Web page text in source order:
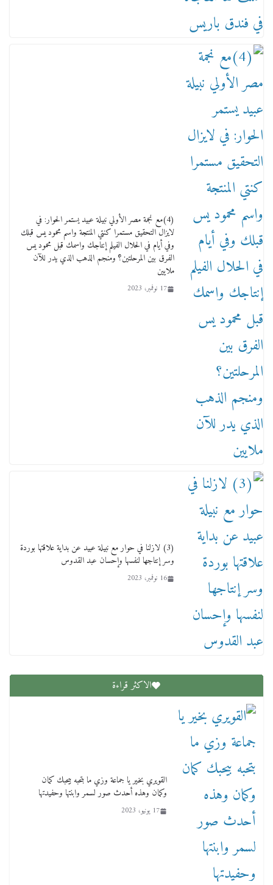
(4)مع نجمة مصر الأولي نبيلة عبيد يستمر الحوار: في
لايزال التحقيق مستمرا كنتي المنتجة واسم محمود يس قبلك
وفي أيام في الحلال الفيلم إنتاجك واسمك قبل محمود يس
الفرق بين المرحلتين؟ ومنجم الذهب الذي يدر للآن
ملايين
17 نوفمبر، 2023
(3) لازلنا في حوار مع نبيلة عبيد عن بداية علاقتها بوردة
وسر إنتاجها لنفسها وإحسان عبد القدوس
16 نوفمبر، 2023
الاكثر قراءة
القويري بخير يا جماعة وزي ما بتحبه بيحبك كمان
وكمان وهذه أحدث صور لسمر وابنتها وحفيدتها
17 يونيو، 2023